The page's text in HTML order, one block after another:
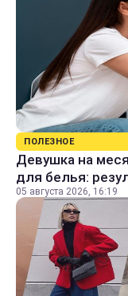
ПОЛЕЗНОЕ
Девушка на
для белья:
05 августа 2026, 16:19